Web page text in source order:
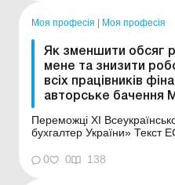
Моя професія Моя професія
Як зменшити обсяг
мене та знизити
всіх працівників
авторське бачення
Переможці XI
бухгалтер України» Текст
бухгалтера звалився
частково спричинений
0 0 138